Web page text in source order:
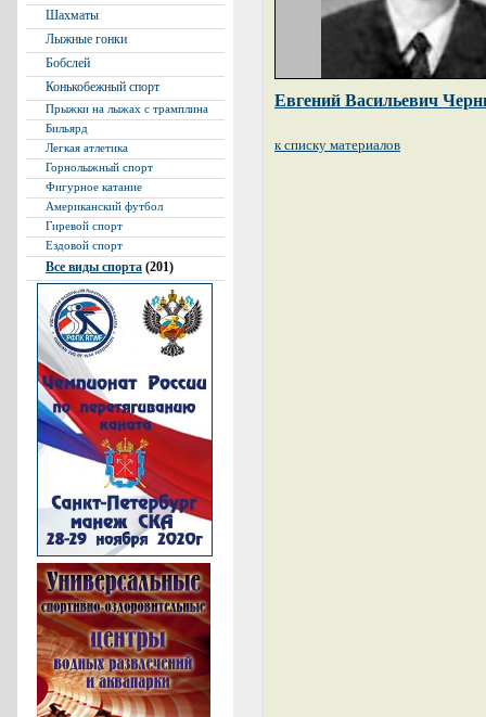
Шахматы
Лыжные гонки
Бобслей
Конькобежный спорт
Прыжки на лыжах с трамплина
Бильярд
Легкая атлетика
Горнолыжный спорт
Фигурное катание
Американский футбол
Гиревой спорт
Ездовой спорт
Все виды спорта (201)
Евгений Васильевич
к списку материалов